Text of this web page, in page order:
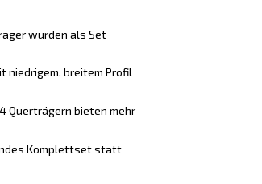
wurden als Set
niedrigem, breitem Profil
Querträgern bieten mehr
Komplettset statt